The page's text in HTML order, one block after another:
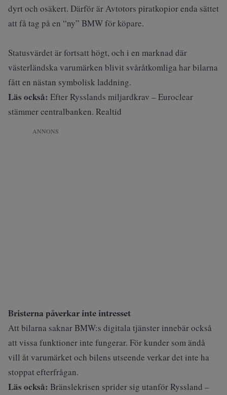
dyrt och osäkert. Därför är Avtotors piratkopior enda sättet
att få tag på en “ny” BMW för köpare.
Statusvärdet är fortsatt högt, och i en marknad där
västerländska varumärken blivit svåråtkomliga har bilarna
fått en nästan symbolisk laddning.
Läs också: Efter Rysslands miljardkrav – Euroclear
stämmer centralbanken. Realtid
ANNONS
Bristerna påverkar inte intresset
Att bilarna saknar BMW:s digitala tjänster innebär också
att vissa funktioner inte fungerar. För kunder som ändå
vill åt varumärket och bilens utseende verkar det inte ha
stoppat efterfrågan.
Läs också: Bränslekrisen sprider sig utanför Ryssland –